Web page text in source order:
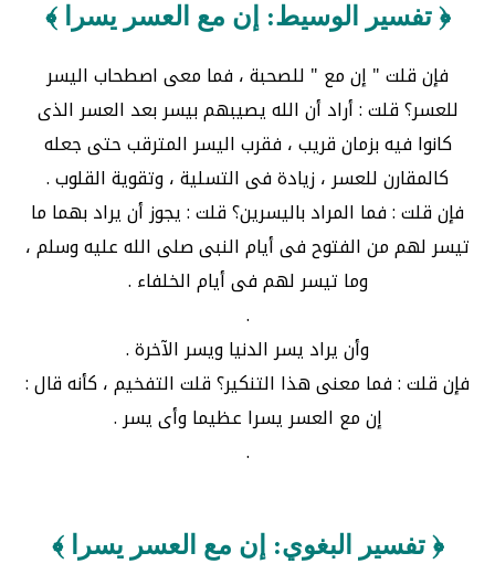
﴿ تفسير الوسيط: إن مع العسر يسرا ﴾
فإن قلت " إن مع " للصحبة ، فما معى اصطحاب اليسر
للعسر؟ قلت : أراد أن الله يصيبهم بيسر بعد العسر الذى
كانوا فيه بزمان قريب ، فقرب اليسر المترقب حتى جعله
كالمقارن للعسر ، زيادة فى التسلية ، وتقوية القلوب .
فإن قلت : فما المراد باليسرين؟ قلت : يجوز أن يراد بهما ما
تيسر لهم من الفتوح فى أيام النبى صلى الله عليه وسلم ،
وما تيسر لهم فى أيام الخلفاء .
.
وأن يراد يسر الدنيا ويسر الآخرة .
فإن قلت : فما معنى هذا التنكير؟ قلت التفخيم ، كأنه قال :
إن مع العسر يسرا عظيما وأى يسر .
.
﴿ تفسير البغوي: إن مع العسر يسرا ﴾